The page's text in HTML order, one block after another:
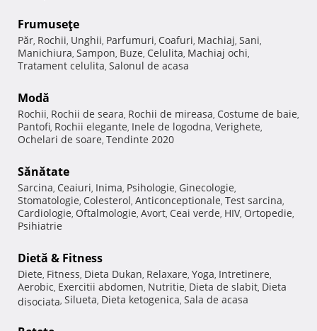
Frumuseţe
Păr, Rochii, Unghii, Parfumuri, Coafuri, Machiaj, Sani,
Manichiura, Sampon, Buze, Celulita, Machiaj ochi,
Tratament celulita, Salonul de acasa
Modă
Rochii, Rochii de seara, Rochii de mireasa, Costume de baie,
Pantofi, Rochii elegante, Inele de logodna, Verighete,
Ochelari de soare, Tendinte 2020
Sănătate
Sarcina, Ceaiuri, Inima, Psihologie, Ginecologie,
Stomatologie, Colesterol, Anticonceptionale, Test sarcina,
Cardiologie, Oftalmologie, Avort, Ceai verde, HIV, Ortopedie,
Psihiatrie
Dietă & Fitness
Diete, Fitness, Dieta Dukan, Relaxare, Yoga, Intretinere,
Aerobic, Exercitii abdomen, Nutritie, Dieta de slabit, Dieta
disociata, Silueta, Dieta ketogenica, Sala de acasa